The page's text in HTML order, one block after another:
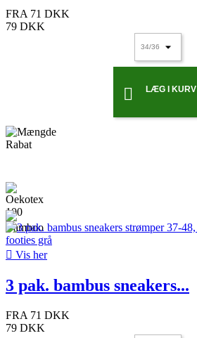
FRA 71 DKK
79 DKK
 LÆG I KURV
 Vis her
3 pak. bambus sneakers...
FRA 71 DKK
79 DKK